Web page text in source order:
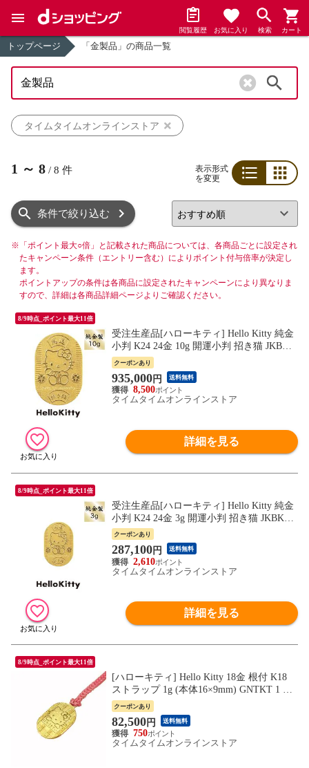
閲覧履歴 お気に入り 検索 カート
トップページ 「金製品」の商品一覧
タイムタイムオンラインストア
1 ～ 8 / 8 件
表示形式
を変更
条件で絞り込む
※ 「ポイント最大○倍」と記載された商品については、各商品ごとに設定され
たキャンペーン条件（エントリー含む）によりポイント付与倍率が決定し
ます。
ポイントアップの条件は各商品に設定されたキャンペーンにより異なりま
すので、詳細は各商品詳細ページよりご確認ください。
8/9時点_ポイント最大11倍
受注生産品[ハローキティ] Hello Kitty 純金
小判 K24 24金 10g 開運小判 招き猫 JKBKT
110 ギフト 縁起物 招き猫 開運 ナガホリ
クーポンあり
935,000円 送料無料
8,500
タイムタイムオンラインストア
詳細を見る
8/9時点_ポイント最大11倍
受注生産品[ハローキティ] Hello Kitty 純金
小判 K24 24金 3g 開運小判 招き猫 JKBKT1
03 ギフト 縁起物 招き猫 開運 ナガホリ
クーポンあり
287,100円 送料無料
2,610
タイムタイムオンラインストア
詳細を見る
8/9時点_ポイント最大11倍
[ハローキティ] Hello Kitty 18金 根付 K18
ストラップ 1g (本体16×9mm) GNTKT 1 ナ
ガホリ
クーポンあり
82,500円 送料無料
750
タイムタイムオンラインストア